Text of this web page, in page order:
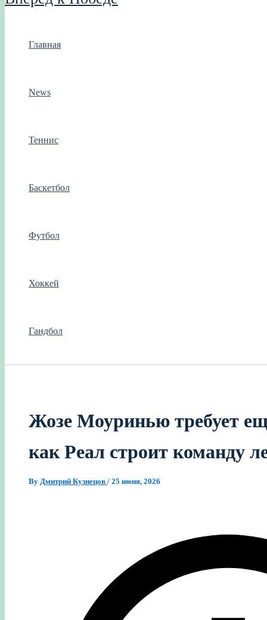
Главная
News
Теннис
Баскетбол
Футбол
Хоккей
Гандбол
Жозе Моуринью требует
как Реал строит команду
By Дмитрий Кузнецов / 25 июня, 2026